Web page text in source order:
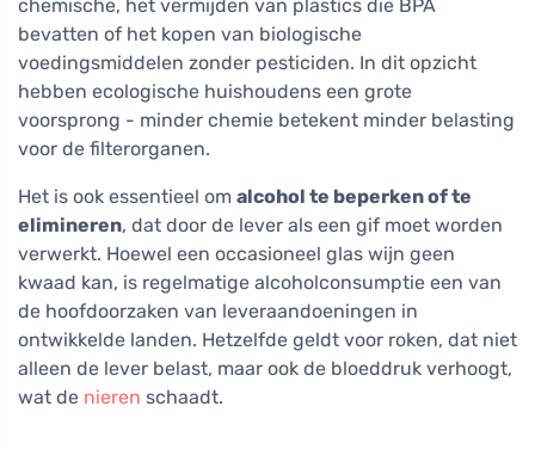
chemische, het vermijden van plastics die BPA
bevatten of het kopen van biologische
voedingsmiddelen zonder pesticiden. In dit opzicht
hebben ecologische huishoudens een grote
voorsprong - minder chemie betekent minder belasting
voor de filterorganen.
Het is ook essentieel om alcohol te beperken of te
elimineren, dat door de lever als een gif moet worden
verwerkt. Hoewel een occasioneel glas wijn geen
kwaad kan, is regelmatige alcoholconsumptie een van
de hoofdoorzaken van leveraandoeningen in
ontwikkelde landen. Hetzelfde geldt voor roken, dat niet
alleen de lever belast, maar ook de bloeddruk verhoogt,
wat de nieren schaadt.